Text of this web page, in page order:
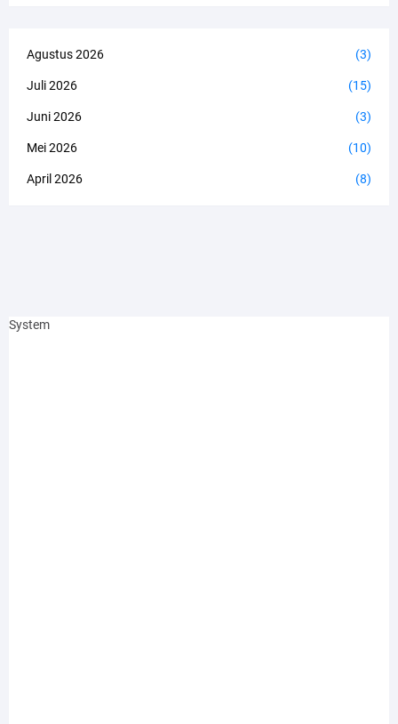
Agustus 2026 (3)
Juli 2026 (15)
Juni 2026 (3)
Mei 2026 (10)
April 2026 (8)
System